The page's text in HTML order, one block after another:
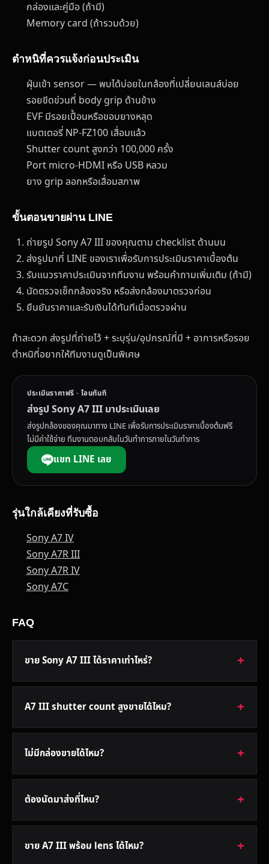
กล่องและคู่มือ (ถ้ามี)
Memory card (ถ้ารวมด้วย)
ตำหนิที่ควรแจ้งก่อนประเมิน
ฝุ่นเข้า sensor — พบได้บ่อยในกล้องที่เปลี่ยนเลนส์บ่อย
รอยขีดข่วนที่ body grip ด้านข้าง
EVF มีรอยเปื้อนหรือขอบยางหลุด
แบตเตอรี่ NP-FZ100 เสื่อมแล้ว
Shutter count สูงกว่า 100,000 ครั้ง
Port micro-HDMI หรือ USB หลวม
ยาง grip ลอกหรือเสื่อมสภาพ
ขั้นตอนขายผ่าน LINE
ถ่ายรูป Sony A7 III ของคุณตาม checklist ด้านบน
ส่งรูปมาที่ LINE ของเราเพื่อรับการประเมินราคาเบื้องต้น
รับแนวราคาประเมินจากทีมงาน พร้อมคำถามเพิ่มเติม (ถ้ามี)
นัดตรวจเช็กกล้องจริง หรือส่งกล้องมาตรวจก่อน
ยืนยันราคาและรับเงินได้ทันทีเมื่อตรวจผ่าน
ถ้าสะดวก ส่งรูปที่ถ่ายไว้ + ระบุรุ่น/อุปกรณ์ที่มี + อาการหรือรอย
ตำหนิที่อยากให้ทีมงานดูเป็นพิเศษ
ประเมินราคาฟรี · โอนทันที
ส่งรูป Sony A7 III มาประเมินเลย
ส่งรูปกล้องของคุณมาทาง LINE เพื่อรับการประเมินราคาเบื้องต้นฟรี
ไม่มีค่าใช้จ่าย ทีมงานตอบกลับในวันทำการภายในวันทำการ
แชท LINE เลย
รุ่นใกล้เคียงที่รับซื้อ
Sony A7 IV
Sony A7R III
Sony A7R IV
Sony A7C
FAQ
ขาย Sony A7 III ได้ราคาเท่าไหร่?
A7 III shutter count สูงขายได้ไหม?
ไม่มีกล่องขายได้ไหม?
ต้องนัดมาส่งที่ไหน?
ขาย A7 III พร้อม lens ได้ไหม?